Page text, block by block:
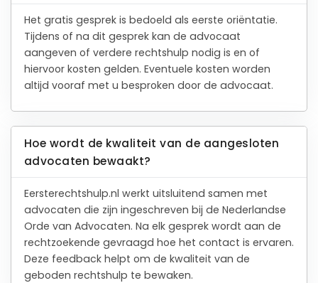
Het gratis gesprek is bedoeld als eerste oriëntatie.
Tijdens of na dit gesprek kan de advocaat
aangeven of verdere rechtshulp nodig is en of
hiervoor kosten gelden. Eventuele kosten worden
altijd vooraf met u besproken door de advocaat.
Hoe wordt de kwaliteit van de aangesloten
advocaten bewaakt?
Eersterechtshulp.nl werkt uitsluitend samen met
advocaten die zijn ingeschreven bij de Nederlandse
Orde van Advocaten. Na elk gesprek wordt aan de
rechtzoekende gevraagd hoe het contact is ervaren.
Deze feedback helpt om de kwaliteit van de
geboden rechtshulp te bewaken.